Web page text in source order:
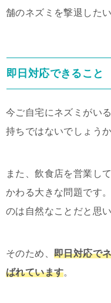
舗のネズミを撃退した
即日対応できること
今ご自宅にネズミがい
持ちではないでしょうか
また、飲食店を営業し
かわる大きな問題です
のは自然なことだと思い
そのため、 即日対応で
ばれています。